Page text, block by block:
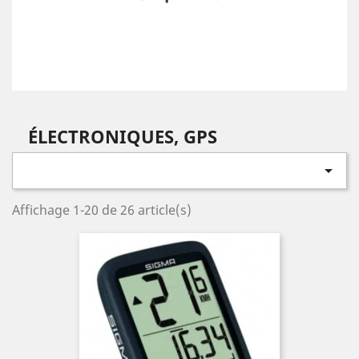
ÉLECTRONIQUES, GPS

Affichage 1-20 de 26 article(s)